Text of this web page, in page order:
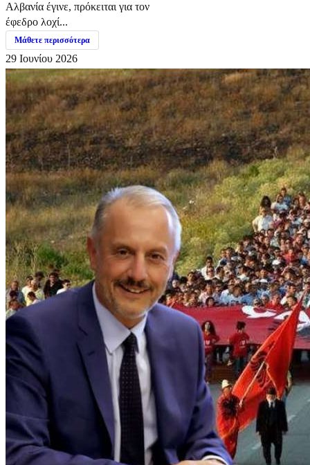
Αλβανία έγινε, πρόκειται για τον
έφεδρο λοχί...
Μάθετε περισσότερα
29 Ιουνίου 2026